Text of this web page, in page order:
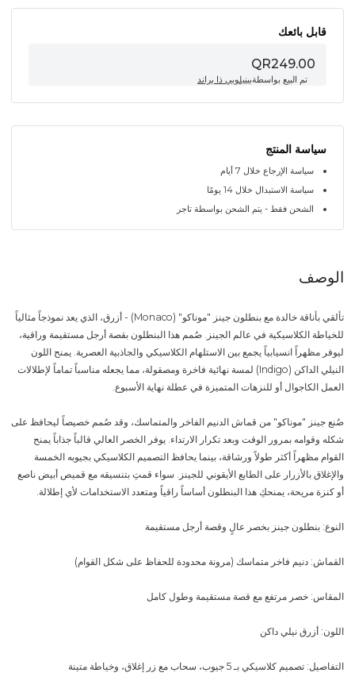
قابل بائعك
QR249.00
تم البيع بواسطةبينيلوبي ذا براند
سياسة المنتج
سياسة الإرجاع خلال 7 أيام
سياسة الاستبدال خلال 14 يومًا
الشحن فقط - يتم الشحن بواسطة تاجر
الوصف
تألقي بأناقة خالدة مع بنطلون جينز "موناكو" (Monaco) - أزرق، الذي يعد نموذجاً مثالياً
للخياطة الكلاسيكية في عالم الجينز. صُمم هذا البنطلون بقصة أرجل مستقيمة وراقية،
ليوفر مظهراً انسيابياً يجمع بين الاستلهام الكلاسيكي والجاذبية العصرية. يمنح اللون
النيلي الداكن (Indigo) لمسة نهائية فاخرة ومصقولة، مما يجعله مناسباً تماماً لإطلالات
العمل الكاجوال أو للنزهات المتميزة في عطلة نهاية الأسبوع.
صُنع جينز "موناكو" من قماش الدنيم الفاخر والمتماسك، وقد صُمم خصيصاً ليحافظ على
شكله وقوامه بمرور الوقت وبعد تكرار الارتداء. يوفر الخصر العالي قالباً جذاباً يمنح
القوام مظهراً أكثر طولاً ورشاقة، بينما يحافظ التصميم الكلاسيكي بجيوبه الخمسة
والإغلاق بالأزرار على الطابع الأيقوني للجينز. سواء قمتِ بتنسيقه مع قميص أبيض ناصع
أو كنزة مريحة، يمنحكِ هذا البنطلون أساساً راقياً ومتعدد الاستخدامات لأي إطلالة.
النوع: بنطلون جينز بخصر عالٍ وقصة أرجل مستقيمة
القماش: دنيم فاخر متماسك (مرونة محدودة للحفاظ على شكل القوام)
المقاس: خصر مرتفع مع قصة مستقيمة وطول كامل
اللون: أزرق نيلي داكن
التفاصيل: تصميم كلاسيكي بـ 5 جيوب، سحاب مع زر إغلاق، وخياطة متينة